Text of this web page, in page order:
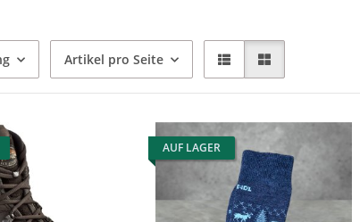
Artikel pro Seite
AUF LAGER